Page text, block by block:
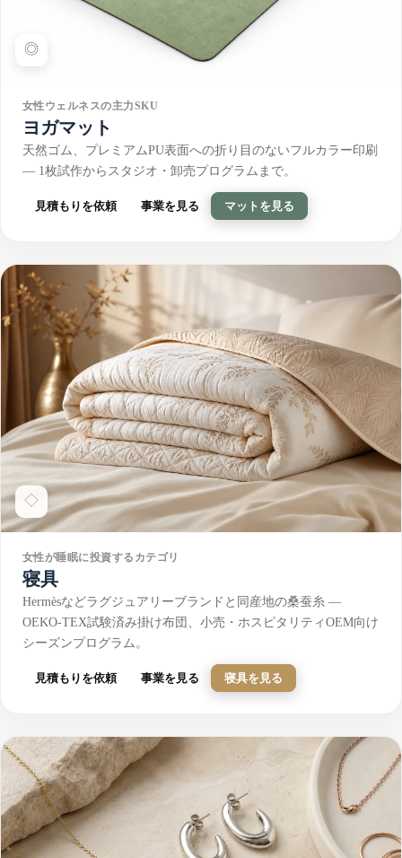
◎
女性ウェルネスの主力SKU
ヨガマット
天然ゴム、プレミアムPU表面への折り目のないフルカラー印刷
— 1枚試作からスタジオ・卸売プログラムまで。
見積もりを依頼 事業を見る マットを見る
◇
女性が睡眠に投資するカテゴリ
寝具
Hermèsなどラグジュアリーブランドと同産地の桑蚕糸 —
OEKO-TEX試験済み掛け布団、小売・ホスピタリティOEM向け
シーズンプログラム。
見積もりを依頼 事業を見る 寝具を見る